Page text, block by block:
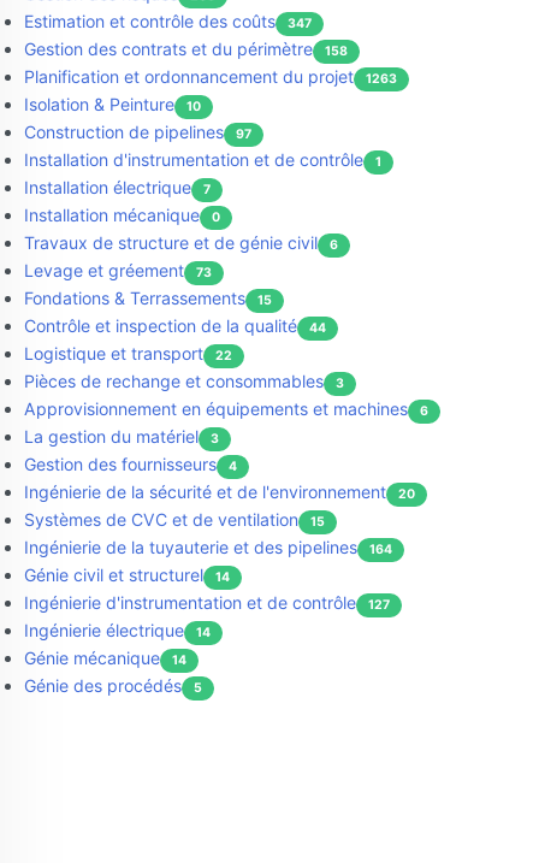
Estimation et contrôle des coûts 347
Gestion des contrats et du périmètre 158
Planification et ordonnancement du projet 1263
Isolation & Peinture 10
Construction de pipelines 97
Installation d'instrumentation et de contrôle 1
Installation électrique 7
Installation mécanique 0
Travaux de structure et de génie civil 6
Levage et gréement 73
Fondations & Terrassements 15
Contrôle et inspection de la qualité 44
Logistique et transport 22
Pièces de rechange et consommables 3
Approvisionnement en équipements et machines 6
La gestion du matériel 3
Gestion des fournisseurs 4
Ingénierie de la sécurité et de l'environnement 20
Systèmes de CVC et de ventilation 15
Ingénierie de la tuyauterie et des pipelines 164
Génie civil et structurel 14
Ingénierie d'instrumentation et de contrôle 127
Ingénierie électrique 14
Génie mécanique 14
Génie des procédés 5